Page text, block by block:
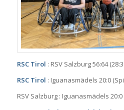
RSC Tirol : RSV Salzburg 56:64
RSC Tirol : Iguanasmädels 20:0
RSV Salzburg : Iguanasmädels